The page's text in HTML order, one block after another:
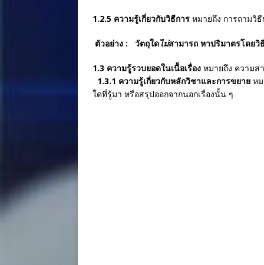
1.2.5 ความรู้เกี่ยวกับวิธีการ หมายถึง การถามวิ
ตัวอย่าง : วัตถุใดไม่สามารถ หาปริมา
1.3 ความรู้รวบยอดในเนื้อเรื่อง หมายถึง ความส
1.3.1 ความรู้เกี่ยวกับหลักวิชาและการขยาย ห
ใดที่รู้มา หรือสรุปออกจากนอกเรื่องนั้น ๆ